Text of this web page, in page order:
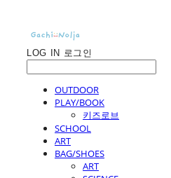
LOG IN 로그인
OUTDOOR
PLAY/BOOK
키즈로브
SCHOOL
ART
BAG/SHOES
ART